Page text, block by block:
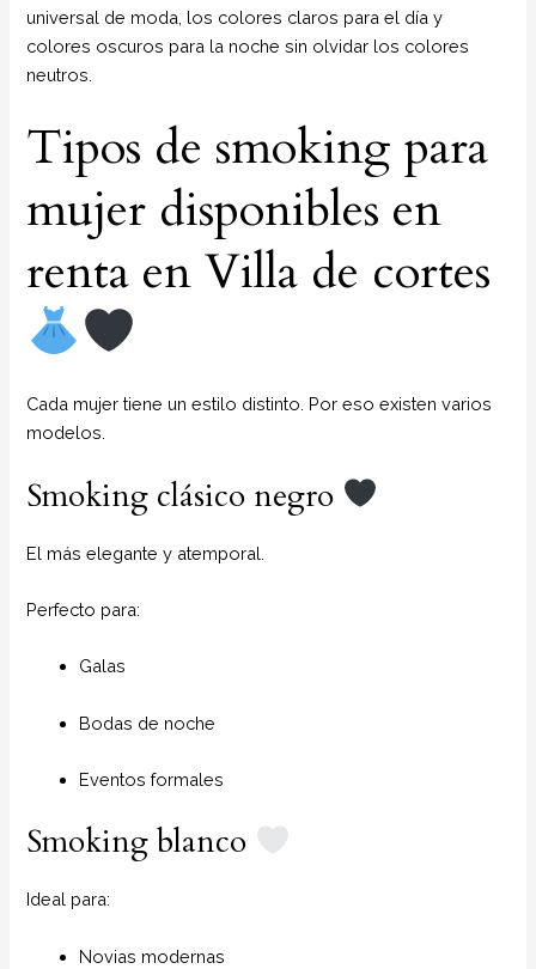
universal de moda, los colores claros para el día y
colores oscuros para la noche sin olvidar los colores
neutros.
Tipos de smoking para
mujer disponibles en
renta en Villa de cortes
Cada mujer tiene un estilo distinto. Por eso existen varios
modelos.
Smoking clásico negro
El más elegante y atemporal.
Perfecto para:
Galas
Bodas de noche
Eventos formales
Smoking blanco
Ideal para:
Novias modernas